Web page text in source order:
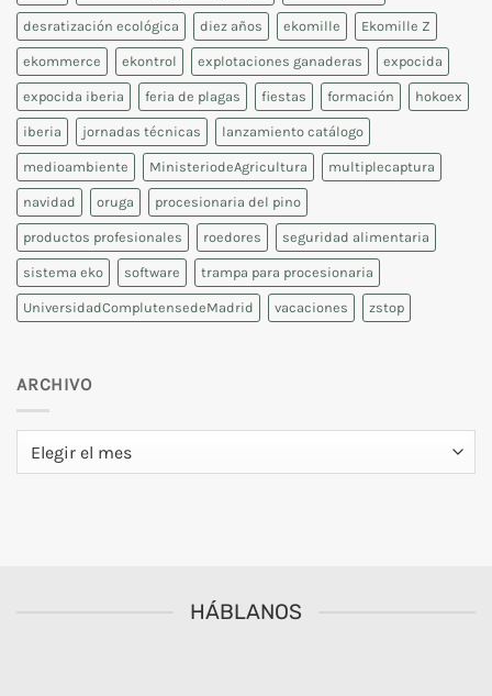
desratización ecológica diez años ekomille Ekomille Z
ekommerce ekontrol explotaciones ganaderas expocida
expocida iberia feria de plagas fiestas formación hokoex
iberia jornadas técnicas lanzamiento catálogo
medioambiente MinisteriodeAgricultura multiplecaptura
navidad oruga procesionaria del pino
productos profesionales roedores seguridad alimentaria
sistema eko software trampa para procesionaria
UniversidadComplutensedeMadrid vacaciones zstop
ARCHIVO
HÁBLANOS